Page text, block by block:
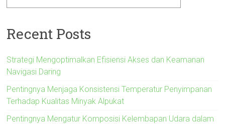
Recent Posts
Strategi Mengoptimalkan Efisiensi Akses dan Keamanan
Navigasi Daring
Pentingnya Menjaga Konsistensi Temperatur Penyimpanan
Terhadap Kualitas Minyak Alpukat
Pentingnya Mengatur Komposisi Kelembapan Udara dalam